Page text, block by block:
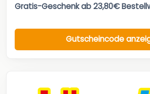
Gratis-Geschenk ab 23,80€
Gutscheincode